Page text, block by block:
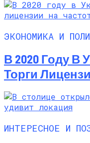
ЭКОНОМИКА И
В 2020 Году В
Торги
ИНТЕРЕСНОЕ И